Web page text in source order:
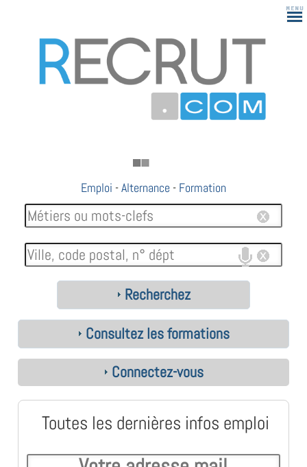
Emploi -Alternance - Formation
Recherchez
Consultez les formations
Connectez-vous
Toutes les dernières infos emploi